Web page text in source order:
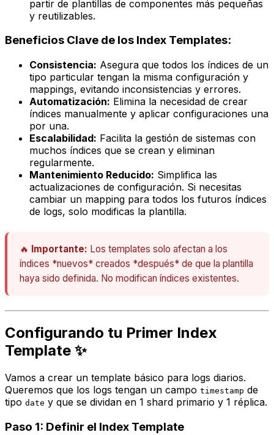
partir de plantillas de componentes más pequeñas
y reutilizables.
Beneficios Clave de los Index Templates:
Consistencia: Asegura que todos los índices de un
tipo particular tengan la misma configuración y
mappings, evitando inconsistencias y errores.
Automatización: Elimina la necesidad de crear
índices manualmente y aplicar configuraciones una
por una.
Escalabilidad: Facilita la gestión de sistemas con
muchos índices que se crean y eliminan
regularmente.
Mantenimiento Reducido: Simplifica las
actualizaciones de configuración. Si necesitas
cambiar un mapping para todos los futuros índices
de logs, solo modificas la plantilla.
🔥 Importante: Los templates solo afectan a los
índices *nuevos* creados *después* de que la plantilla
haya sido definida. No modifican índices existentes.
Configurando tu Primer Index
Template ✨
Vamos a crear un template básico para logs diarios.
Queremos que los logs tengan un campo timestamp de
tipo date y que se dividan en 1 shard primario y 1 réplica.
Paso 1: Definir el Index Template